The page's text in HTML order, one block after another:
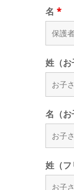
名 *
姓（お
名（お
姓（フ